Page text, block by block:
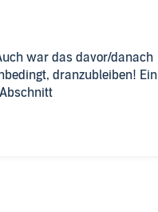
war das davor/danach
dranzubleiben! Ein